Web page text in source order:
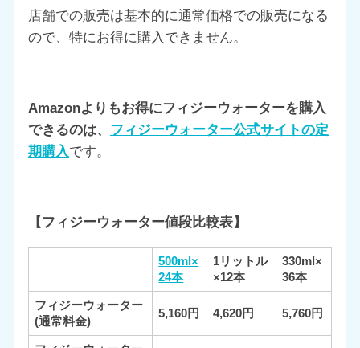
店舗での販売は基本的に通常価格での販売になる
ので、特にお得に購入できません。
Amazonよりもお得にフィジーウォーターを購入
できるのは、 フィジーウォーター公式サイトの定
期購入です。
【フィジーウォーター値段比較表】
500ml×
24本
1リットル
×12本
330ml×
36本
フィジーウォーター
(通常料金)
5,160円 4,620円 5,760円